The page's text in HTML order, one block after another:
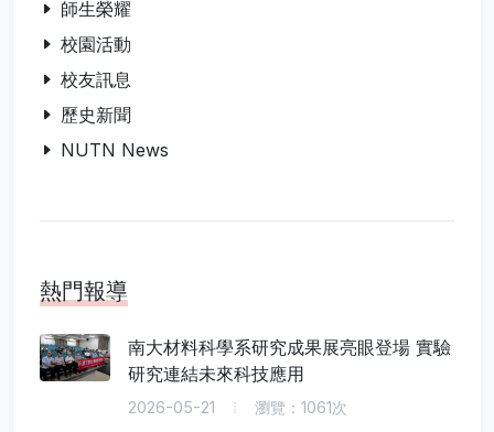
師生榮耀
校園活動
校友訊息
歷史新聞
NUTN News
熱門報導
南大材料科學系研究成果展亮眼登場 實驗
研究連結未來科技應用
2026-05-21 瀏覽：1061次